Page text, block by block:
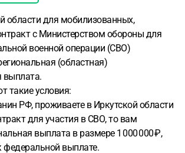
области для мобилизованных,
с Министерством обороны для
военной операции (СВО)
(областная)
выплата.
такие условия:
РФ, проживаете в Иркутской области
для участия в СВО, то вам
выплата в размере 1 000 000 ₽,
федеральной выплате.